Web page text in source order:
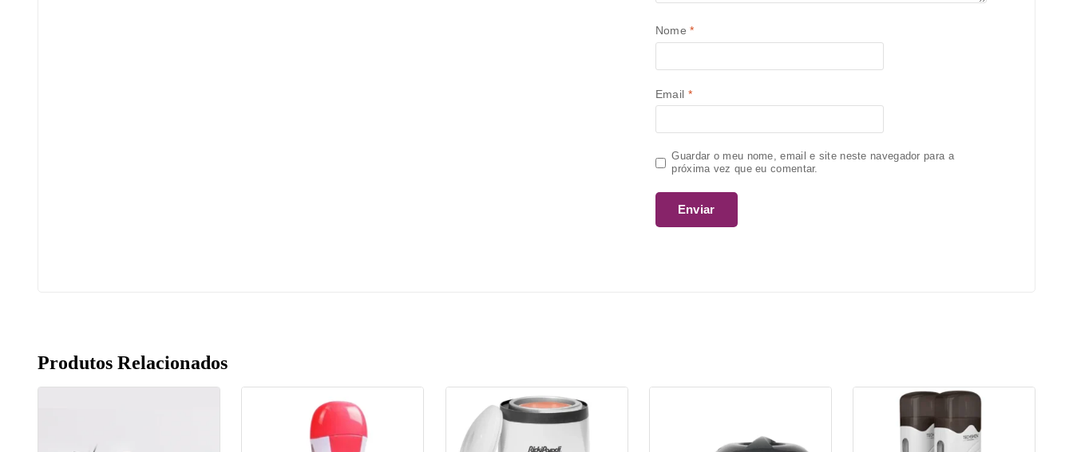
Nome*
Email *
Guardar o meu nome, email e site neste navegador para a
próxima vez que eu comentar.
Produtos Relacionados